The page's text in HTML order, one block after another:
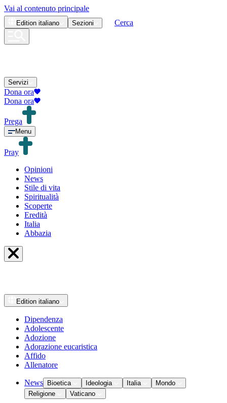
Vai al contenuto principale
Edition italiano Sezioni Cerca
Servizi
Dona ora
Dona ora
Prega
Menu
Pray
Opinioni
News
Stile di vita
Spiritualità
Scoperte
Eredità
Italia
Abbazia
Edition italiano
Dipendenza
Adolescente
Adozione
Adorazione eucaristica
Affido
Allenatore
News Bioetica Ideologia Italia
Mondo
Religione
Vaticano